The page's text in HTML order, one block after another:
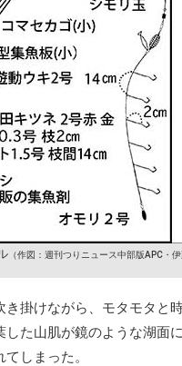
（作図：週刊つりニュース中部版APC・伊
掛けながら、モタモタと
た山肌が鏡のような湖面
しまった。